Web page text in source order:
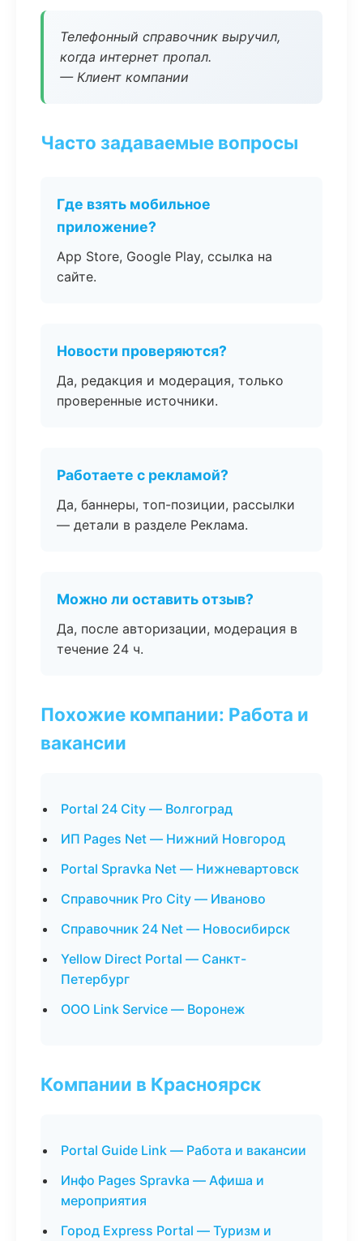
Телефонный справочник выручил,
когда интернет пропал.
— Клиент компании
Часто задаваемые вопросы
Где взять мобильное
приложение?
App Store, Google Play, ссылка на
сайте.
Новости проверяются?
Да, редакция и модерация, только
проверенные источники.
Работаете с рекламой?
Да, баннеры, топ-позиции, рассылки
— детали в разделе Реклама.
Можно ли оставить отзыв?
Да, после авторизации, модерация в
течение 24 ч.
Похожие компании: Работа и
вакансии
Portal 24 City — Волгоград
ИП Pages Net — Нижний Новгород
Portal Spravka Net — Нижневартовск
Справочник Pro City — Иваново
Справочник 24 Net — Новосибирск
Yellow Direct Portal — Санкт-
Петербург
ООО Link Service — Воронеж
Компании в Красноярск
Portal Guide Link — Работа и вакансии
Инфо Pages Spravka — Афиша и
мероприятия
Город Express Portal — Туризм и